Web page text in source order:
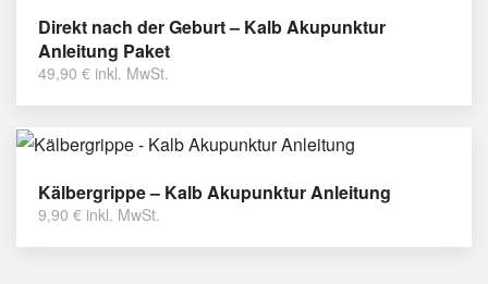
Direkt nach der Geburt – Kalb Akupunktur
Anleitung Paket
49,90 € inkl. MwSt.
Kälbergrippe – Kalb Akupunktur Anleitung
9,90 € inkl. MwSt.